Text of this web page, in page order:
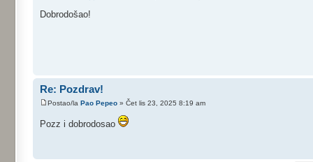
Dobrodošao!
Re: Pozdrav!
Postao/la Pao Pepeo » Čet lis 23, 2025 8:19 am
Pozz i dobrodosao